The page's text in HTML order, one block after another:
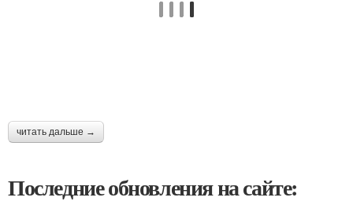
читать дальше →
Последние обновления на сайте: